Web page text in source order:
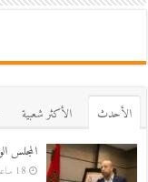
اﻷحدث اﻷكثر شعبية
المجلس
18 ساعة ago